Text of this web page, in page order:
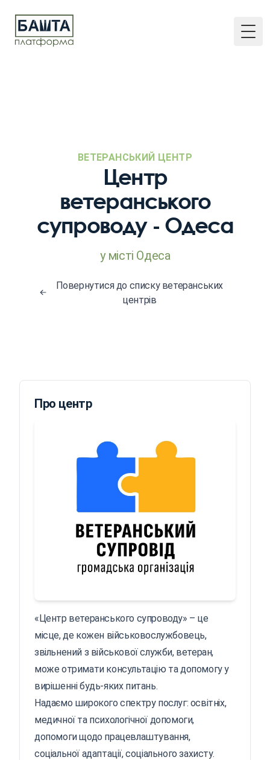
ВЕТЕРАНСЬКИЙ ЦЕНТР
Центр
ветеранського
супроводу - Одеса
у місті Одеса
Повернутися до списку ветеранських
центрів
Про центр
«Центр ветеранського супроводу» – це
місце, де кожен військовослужбовець,
звільнений з військової служби, ветеран,
може отримати консультацію та допомогу у
вирішенні будь-яких питань.
Надаємо широкого спектру послуг: освітніх,
медичної та психологічної допомоги,
допомоги щодо працевлаштування,
соціальної адаптації, соціального захисту.